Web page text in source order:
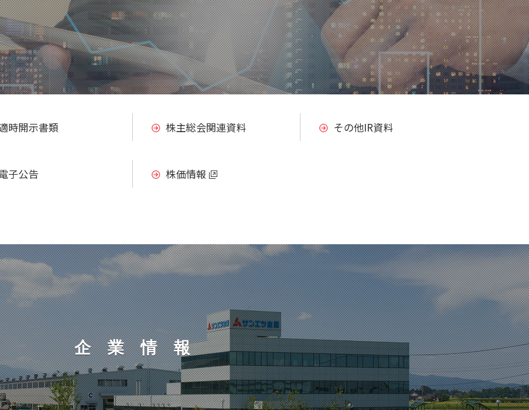
時開示書類 株主総会関連資料 その他IR資料
子公告 株価情報
企業情報